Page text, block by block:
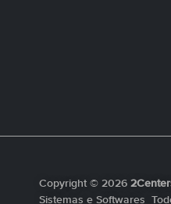
Copyright © 2026
Sistemas e Softwares